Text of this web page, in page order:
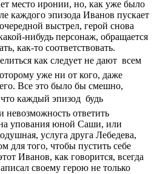
место иронии, но, как уже было
каждого эпизода Иванов пускает
выстрел, герой снова
нибудь персонаж, обращается
как-то соответствовать.
как следует не дают  всем
уже ни от кого, даже
Все это было бы смешно,
каждый эпизод  будь
невозможность ответить
упования юной Саши, или
услуга друга Лебедева,
для того, чтобы пустить себе
Иванов, как говорится, всегда
своему герою не только